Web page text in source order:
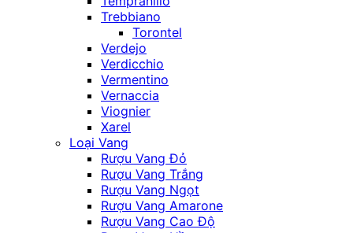
Trebbiano
Torontel
Verdejo
Verdicchio
Vermentino
Vernaccia
Viognier
Xarel
Loại Vang
Rượu Vang Đỏ
Rượu Vang Trắng
Rượu Vang Ngọt
Rượu Vang Amarone
Rượu Vang Cao Độ